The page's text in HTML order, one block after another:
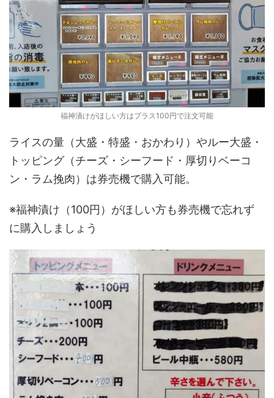
福神漬けがほしい方はプラス100円で注文可能
ライスの量（大盛・特盛・おかわり）やルー大盛・
トッピング（チーズ・シーフード・厚切りベーコ
ン・ラム挽肉）は券売機で購入可能。
※福神漬け（100円）がほしい方も券売機で忘れず
に購入しましょう